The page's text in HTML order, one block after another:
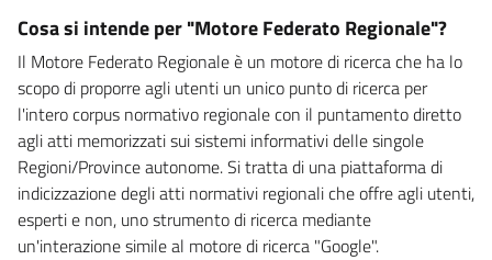
Cosa si intende per "Motore Federato Regionale"?
Il Motore Federato Regionale è un motore di ricerca che ha lo
scopo di proporre agli utenti un unico punto di ricerca per
l'intero corpus normativo regionale con il puntamento diretto
agli atti memorizzati sui sistemi informativi delle singole
Regioni/Province autonome. Si tratta di una piattaforma di
indicizzazione degli atti normativi regionali che offre agli utenti,
esperti e non, uno strumento di ricerca mediante
un'interazione simile al motore di ricerca "Google".